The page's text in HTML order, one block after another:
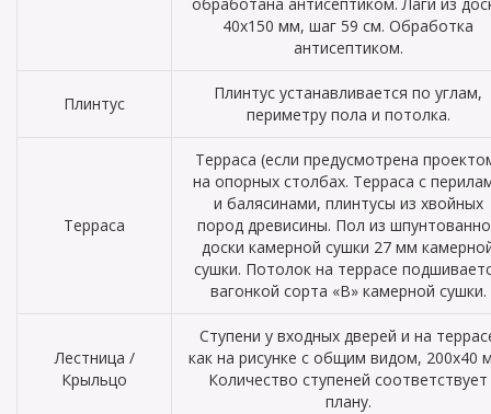
обработана антисептиком. Лаги из
40х150 мм, шаг 59 см. Обработка
антисептиком.
Плинтус
Плинтус устанавливается по углам,
периметру пола и потолка.
Терраса
Терраса (если предусмотрена
на опорных столбах. Терраса с
и балясинами, плинтусы из хвойных
пород древисины. Пол из
доски камерной сушки 27 мм
сушки. Потолок на террасе
вагонкой сорта «В» камерной сушки.
Лестница /
Крыльцо
Ступени у входных дверей и на
как на рисунке с общим видом, 200х40
Количество ступеней соответствует
плану.